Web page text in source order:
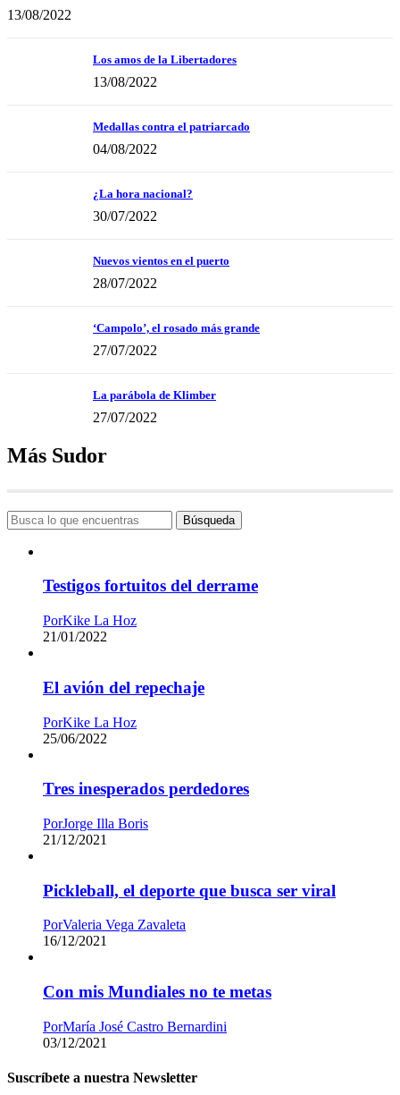
13/08/2022
Los amos de la Libertadores
13/08/2022
Medallas contra el patriarcado
04/08/2022
¿La hora nacional?
30/07/2022
Nuevos vientos en el puerto
28/07/2022
‘Campolo’, el rosado más grande
27/07/2022
La parábola de Klimber
27/07/2022
Más Sudor
Búsqueda
Testigos fortuitos del derrame
PorKike La Hoz
21/01/2022
El avión del repechaje
PorKike La Hoz
25/06/2022
Tres inesperados perdedores
PorJorge Illa Boris
21/12/2021
Pickleball, el deporte que busca ser viral
PorValeria Vega Zavaleta
16/12/2021
Con mis Mundiales no te metas
PorMaría José Castro Bernardini
03/12/2021
Suscríbete a nuestra Newsletter